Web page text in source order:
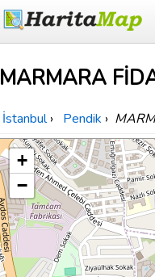
MARMARA
İstanbul › Pendik ›
+
−